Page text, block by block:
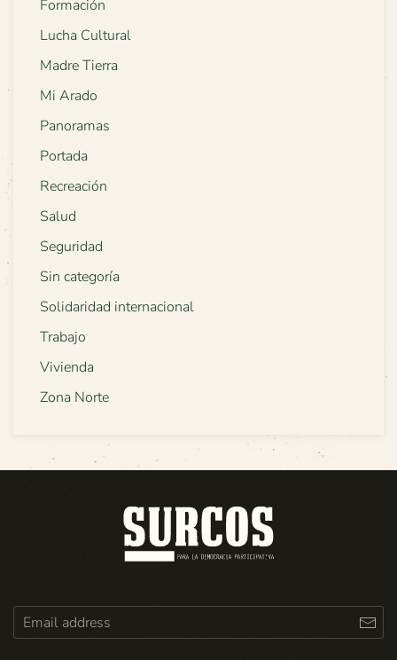
Formación
Lucha Cultural
Madre Tierra
Mi Arado
Panoramas
Portada
Recreación
Salud
Seguridad
Sin categoría
Solidaridad internacional
Trabajo
Vivienda
Zona Norte